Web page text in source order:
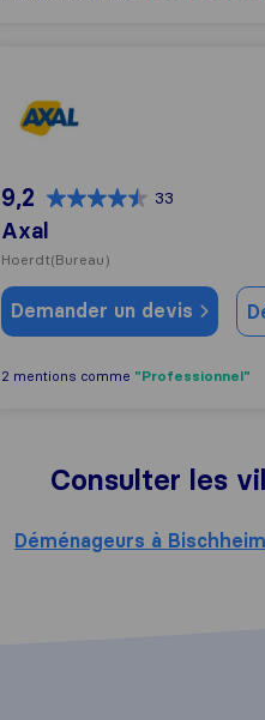
9,2 33
Axal
Hoerdt(Bureau)
Demander un devis
2 mentions comme "Professionnel"
Consulter les
Déménageurs à Bischheim